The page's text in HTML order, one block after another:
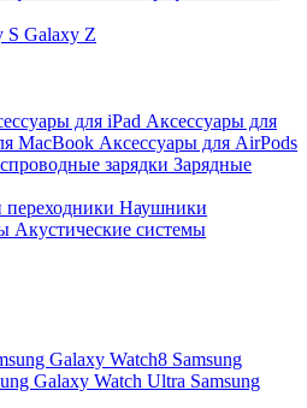
S Galaxy Z
для iPad Аксессуары для
MacBook Аксессуары для AirPods
зарядки Зарядные
переходники Наушники
Акустические системы
Galaxy Watch8 Samsung
Galaxy Watch Ultra Samsung